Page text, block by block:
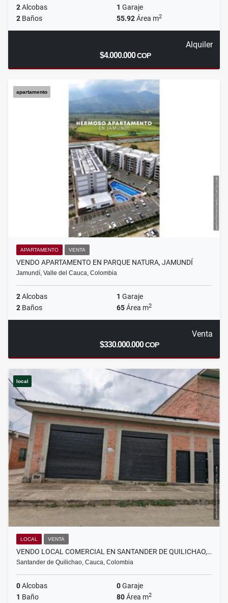
2Alcobas 1 Garaje
2 Baños 55.92Área m2
Alquiler
$4.000.000COP
apartamento
APARTAMENTO VENTA
VENDO APARTAMENTO EN PARQUE NATURA, JAMUNDÍ
Jamundí, Valle del Cauca, Colombia
2Alcobas 1 Garaje
2 Baños 65Área m2
Venta
$330.000.000COP
local
LOCAL VENTA
VENDO LOCAL COMERCIAL EN SANTANDER DE QUILICHAO,…
Santander de Quilichao, Cauca, Colombia
0Alcobas 0Garaje
1 Baño 80Área m2